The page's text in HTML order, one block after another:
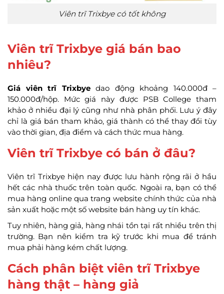
Viên trĩ Trixbye có tốt không
Viên trĩ Trixbye giá bán bao
nhiêu?
Giá viên trĩ Trixbyedao động khoảng 140.000đ –
150.000đ/hộp. Mức giá này được PSB College tham
khảo ở nhiều đại lý cũng như nhà phân phối. Lưu ý đây
chỉ là giá bán tham khảo, giá thành có thể thay đổi tùy
vào thời gian, địa điểm và cách thức mua hàng.
Viên trĩ Trixbye có bán ở đâu?
Viên trĩ Trixbye hiện nay được lưu hành rộng rãi ở hầu
hết các nhà thuốc trên toàn quốc. Ngoài ra, bạn có thể
mua hàng online qua trang website chính thức của nhà
sản xuất hoặc một số website bán hàng uy tín khác.
Tuy nhiên, hàng giả, hàng nhái tồn tại rất nhiều trên thị
trường. Bạn nên kiểm tra kỹ trước khi mua để tránh
mua phải hàng kém chất lượng.
Cách phân biệt viên trĩ Trixbye
hàng thật – hàng giả